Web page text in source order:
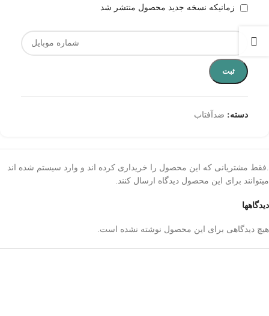
زمانیکه نسخه جدید محصول منتشر شد
ثبت
دسته: ضدآفتاب
دیدگاهها
هیچ دیدگاهی برای این محصول نوشته نشده است.
.فقط مشتریانی که این محصول را خریداری کرده اند و وارد سیستم شده اند
میتوانند برای این محصول دیدگاه ارسال کنند.